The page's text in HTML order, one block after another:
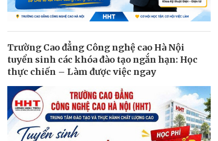
Trường Cao đẳng Công nghệ cao Hà Nội
tuyển sinh các khóa đào tạo ngắn hạn: Học
thực chiến – Làm được việc ngay